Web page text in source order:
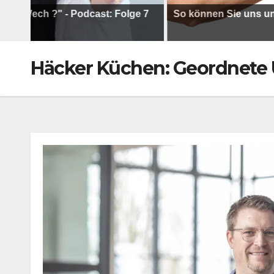
?" - Podcast: Folge 7 So können Sie uns
Häcker Küchen: